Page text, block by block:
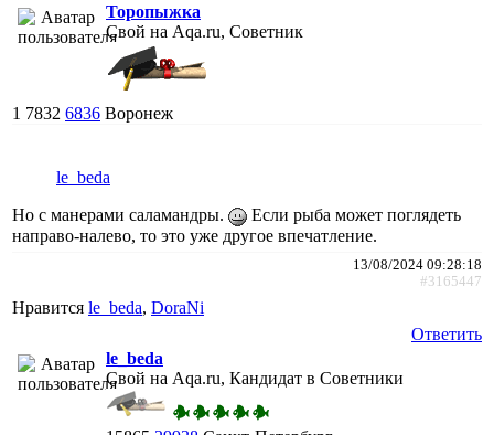
Торопыжка
Свой на Aqa.ru, Советник
1 7832 6836 Воронеж
le_beda
Но с манерами саламандры.
Если рыба может поглядеть
направо-налево, то это уже другое впечатление.
13/08/2024 09:28:18
#3165447
Нравится le_beda, DoraNi
Ответить
le_beda
Свой на Aqa.ru, Кандидат в Советники